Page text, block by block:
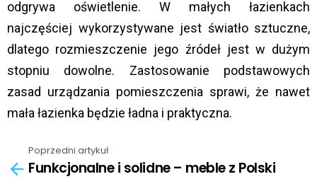
odgrywa oświetlenie. W małych łazienkach
najczęściej wykorzystywane jest światło sztuczne,
dlatego rozmieszczenie jego źródeł jest w dużym
stopniu dowolne. Zastosowanie podstawowych
zasad urządzania pomieszczenia sprawi, że nawet
mała łazienka będzie ładna i praktyczna.
more
Poprzedni artykuł
Funkcjonalne i solidne – meble z Polski